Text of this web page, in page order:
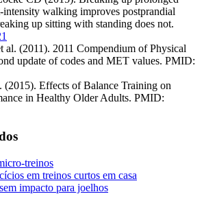
walking improves postprandial
up sitting with standing does not.
al. (2011). 2011 Compendium of Physical
update of codes and MET values. PMID:
(2015). Effects of Balance Training on
in Healthy Older Adults. PMID:
treinos
em treinos curtos em casa
impacto para joelhos